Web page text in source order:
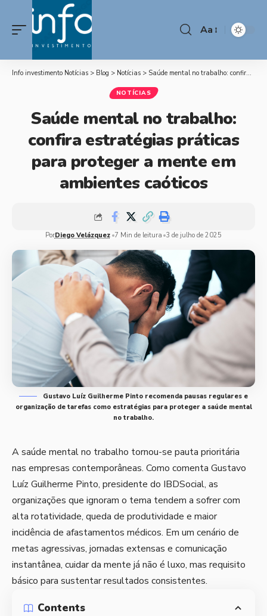
Aa
Info investimento Notícias > Blog > Notícias > Saúde mental no trabalho: confira estratégias práticas para proteger a mente em ambientes caóticos
NOTÍCIAS
Saúde mental no trabalho:
confira estratégias práticas
para proteger a mente em
ambientes caóticos
PorDiego Velázquez 7 Min de leitura 3 de julho de 2025
Gustavo Luíz Guilherme Pinto recomenda pausas regulares e
organização de tarefas como estratégias para proteger a saúde mental
no trabalho.
A saúde mental no trabalho tornou-se pauta prioritária
nas empresas contemporâneas. Como comenta Gustavo
Luíz Guilherme Pinto, presidente do IBDSocial, as
organizações que ignoram o tema tendem a sofrer com
alta rotatividade, queda de produtividade e maior
incidência de afastamentos médicos. Em um cenário de
metas agressivas, jornadas extensas e comunicação
instantânea, cuidar da mente já não é luxo, mas requisito
básico para sustentar resultados consistentes.
Contents